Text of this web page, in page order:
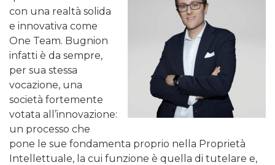
con una realtà solida
e innovativa come
One Team. Bugnion
infatti è da sempre,
per sua stessa
vocazione, una
società fortemente
votata all’innovazione:
un processo che
pone le sue fondamenta proprio nella Proprietà
Intellettuale, la cui funzione è quella di tutelare e,